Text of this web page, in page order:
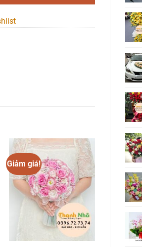
Giảm giá!
Add to
wishlist
Giảm giá!